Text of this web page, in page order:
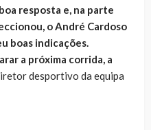
resposta e, na parte
o André Cardoso
boas indicações.
a próxima corrida, a
desportivo da equipa